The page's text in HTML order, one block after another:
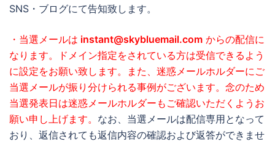
SNS・ブログにて告知致します。
・当選メールは instant@skybluemail.com からの配信に
なります。ドメイン指定をされている方は受信できるよう
に設定をお願い致します。また、迷惑メールホルダーにご
当選メールが振り分けられる事例がございます。念のため
当選発表日は迷惑メールホルダーもご確認いただくようお
願い申し上げます。 なお、当選メールは配信専用となって
おり、返信されても返信内容の確認および返答ができませ